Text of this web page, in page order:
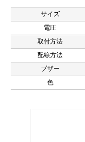
サイズ
電圧
取付方法
配線方法
ブザー
色